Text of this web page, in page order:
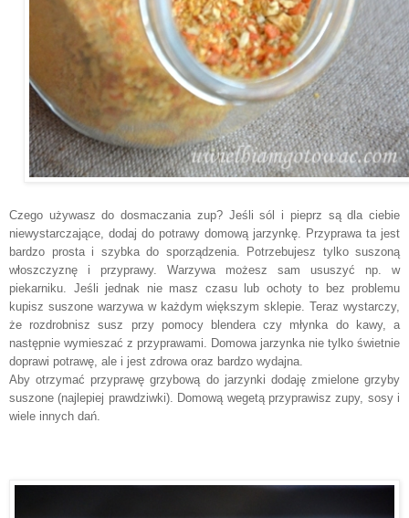
Czego używasz do dosmaczania zup? Jeśli sól i pieprz są dla ciebie
niewystarczające, dodaj do potrawy domową jarzynkę. Przyprawa ta jest
bardzo prosta i szybka do sporządzenia. Potrzebujesz tylko suszoną
włoszczyznę i przyprawy. Warzywa możesz sam ususzyć np. w
piekarniku. Jeśli jednak nie masz czasu lub ochoty to bez problemu
kupisz suszone warzywa w każdym większym sklepie. Teraz wystarczy,
że rozdrobnisz susz przy pomocy blendera czy młynka do kawy, a
następnie wymieszać z przyprawami. Domowa jarzynka nie tylko świetnie
doprawi potrawę, ale i jest zdrowa oraz bardzo wydajna.
Aby otrzymać przyprawę grzybową do jarzynki dodaję zmielone grzyby
suszone (najlepiej prawdziwki). Domową wegetą przyprawisz zupy, sosy i
wiele innych dań.